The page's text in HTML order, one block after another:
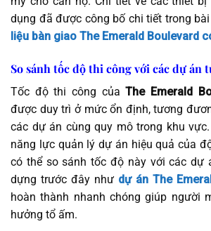
dụng đã được công bố chi tiết trong
liệu bàn giao The Emerald Boulevard
So sánh tốc độ thi công với các dự án
Tốc độ thi công củaThe Emerald
được duy trì ở mức ổn định, tương
các dự án cùng quy mô trong khu
năng lực quản lý dự án hiệu quả của
có thể so sánh tốc độ này với các dự
dựng trước đây như dự án The
hoàn thành nhanh chóng giúp người
hưởng tổ ấm.